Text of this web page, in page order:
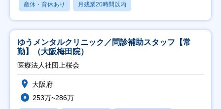
産休・育休あり 月残業20時間以内
ゆうメンタルクリニック／問診補助スタッフ【常
勤】（大阪梅田院）
医療法人社団上桜会
大阪府
253万~286万